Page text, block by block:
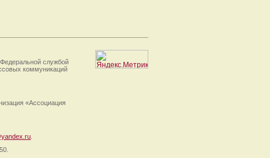
службой
коммуникаций
«Ассоциация